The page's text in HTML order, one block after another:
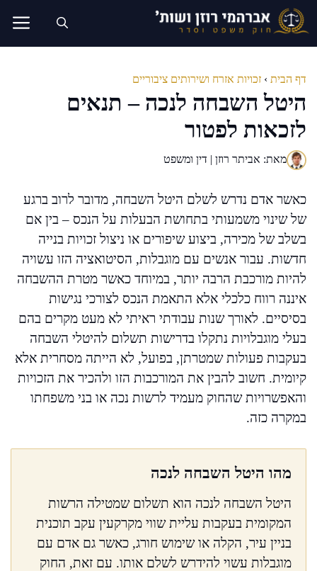
לדלג
לתוכן
דף הבית › זכויות אזרח ושירותים ציבוריים
היטל השבחה לנכה – תנאים
לזכאות לפטור
מאת: אביתר רוזן | דין ומשפט
כאשר אדם נדרש לשלם היטל השבחה, מדובר לרוב ברגע
של שינוי משמעותי בתחושת הבעלות על הנכס – בין אם
בשלב של מכירה, ביצוע שיפורים או ניצול זכויות בנייה
חדשות. עבור אנשים עם מוגבלות, הסיטואציה הזו עשויה
להיות מורכבת הרבה יותר, במיוחד כאשר מטרת ההשבחה
איננה רווח כלכלי אלא התאמת הנכס לצורכי נגישות
בסיסיים. לאורך שנות עבודתי ראיתי לא מעט מקרים בהם
בעלי מוגבלויות נתקלו בדרישות תשלום להיטלי השבחה
בעקבות פעולות שמטרתן, בפועל, לא הייתה מסחרית אלא
קיומית. חשוב להבין את המורכבות הזו ולהכיר את הזכויות
והאפשרויות שהחוק מעמיד לרשות נכה או בני משפחתו
במקרה כזה.
מהו היטל השבחה לנכה
היטל השבחה לנכה הוא תשלום שמטילה הרשות
המקומית בעקבות עליית שווי מקרקעין עקב תוכנית
בניין עיר, הקלה או שימוש חורג, כאשר גם אדם עם
מוגבלות עשוי להידרש לשלם אותו. עם זאת, החוק